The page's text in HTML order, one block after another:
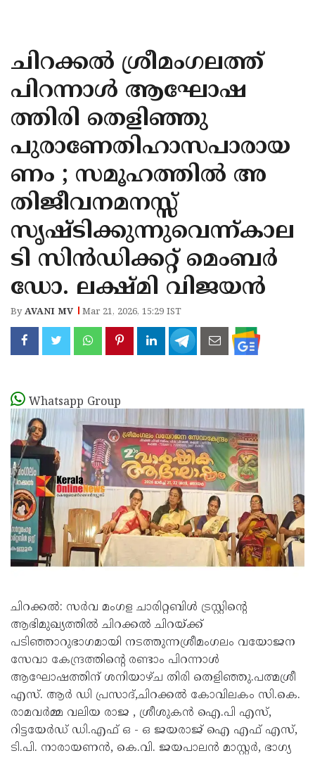
KANNUR
KASARAGOD
ചിറക്കൽ ശ്രീമംഗലത്ത്
പിറന്നാൾ ആഘോഷ
ത്തിരി തെളിഞ്ഞു
പുരാണേതിഹാസപാരായ
ണം ; സമൂഹത്തിൽ അ
തിജീവനമനസ്സ്
സൃഷ്ടിക്കുന്നുവെന്ന്കാല
ടി സിൻഡിക്കറ്റ് മെംബർ
ഡോ. ലക്ഷ്മി വിജയൻ
ByAVANI MV Mar 21, 2026, 15:29 IST
Whatsapp Group
ചിറക്കൽ: സർവ മംഗള ചാരിറ്റബിൾ ട്രസ്റ്റിൻ്റെ
ആഭിമുഖ്യത്തിൽ ചിറക്കൽ ചിറയ്ക്ക്
പടിഞ്ഞാറുഭാഗമായി നടത്തുന്നശ്രീമംഗലം വയോജന
സേവാ കേന്ദ്രത്തിൻ്റെ രണ്ടാം പിറന്നാൾ
ആഘോഷത്തിന് ശനിയാഴ്ച തിരി തെളിഞ്ഞു.പത്മശ്രീ
എസ്. ആർ ഡി പ്രസാദ്,ചിറക്കൽ കോവിലകം സി.കെ.
രാമവർമ്മ വലിയ രാജ , ശ്രീശുകൻ ഐ.പി എസ്,
റിട്ടയേർഡ് ഡി.എഫ് ഒ - ഒ ജയരാജ് ഐ എഫ് എസ്,
ടി.പി. നാരായണൻ, കെ.വി. ജയപാലൻ മാസ്റ്റർ, ഭാഗ്യ